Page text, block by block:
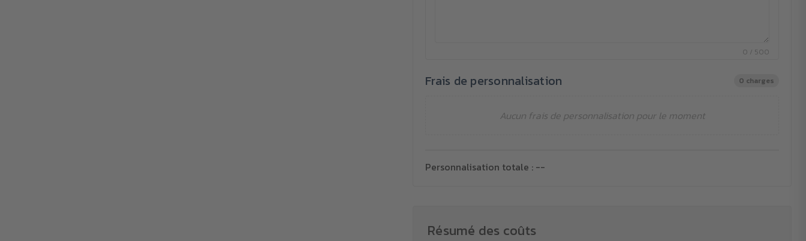
0 / 500
Frais de personnalisation 0 charges
Aucun frais de personnalisation pour le moment
Personnalisation totale : --
Résumé des coûts